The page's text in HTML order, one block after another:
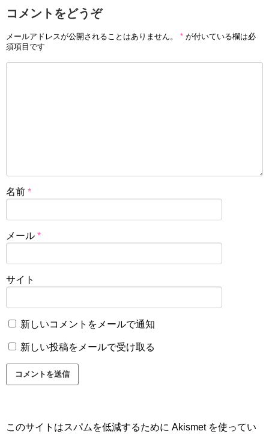
コメントをどうぞ
メールアドレスが公開されることはありません。 * が付いている欄は必
須項目です
名前 *
メール *
サイト
新しいコメントをメールで通知
新しい投稿をメールで受け取る
このサイトはスパムを低減するために Akismet を使ってい